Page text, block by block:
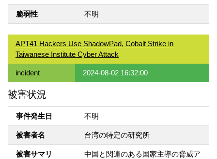
脆弱性 不明
APT41 Hackers Use ShadowPad, Cobalt Strike in
Taiwanese Institute Cyber Attack
incident 2024-08-02 16:32:00
被害状況
事件発生日 不明
被害者名 台湾の特定の研究所
被害サマリ
中国と関連のある国家主導の脅威ア